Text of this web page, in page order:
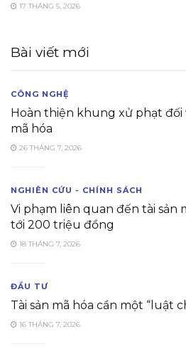
17 THÁNG 5, 2026
Bài viết mới
CÔNG NGHỆ
Hoàn thiện khung xử phạt đối
mã hóa
26 THÁNG 7, 2026
NGHIÊN CỨU - CHÍNH SÁCH
Vi phạm liên quan đến tài sản
tới 200 triệu đồng
18 THÁNG 7, 2026
ĐẦU TƯ
Tài sản mã hóa cần một “luật
16 THÁNG 7, 2026